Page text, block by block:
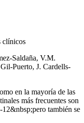
clínicos
Saldaña, V.M.
Puerto, J. Cardells-
en la mayoría de las
más frecuentes son
también se